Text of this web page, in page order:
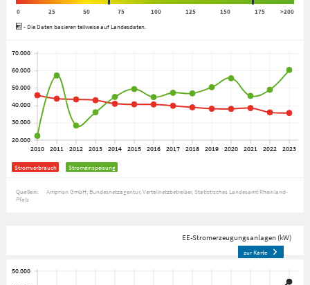
0 25 50 75 100 125 150 175
>200
- Die Daten basieren teilweise auf Landesdaten.
Stromverbrauch Stromeinspeisung
Quellen: Amprion GmbH Bundesnetzagentur Verteilnetzbetreiber Statistisches Landesamt Rheinland-
Pfalz
EE-Stromerzeugungsanlagen (kW)
zur Karte